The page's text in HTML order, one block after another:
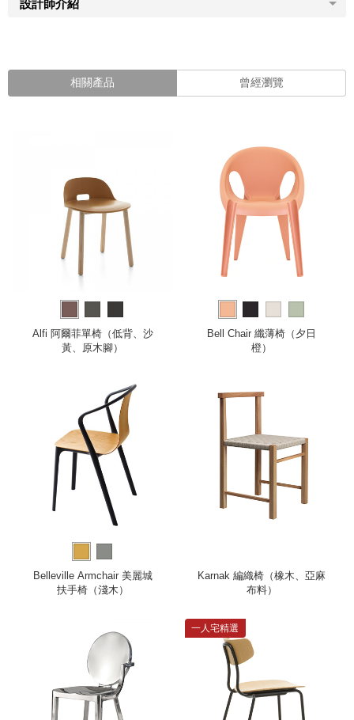
設計師介紹
相關產品 曾經瀏覽
Alfi 阿爾菲單椅（低背、沙
黃、原木腳）
Bell Chair 纖薄椅（夕日
橙）
Belleville Armchair 美麗城
扶手椅（淺木）
Karnak 編織椅（橡木、亞麻
布料）
一人宅精選